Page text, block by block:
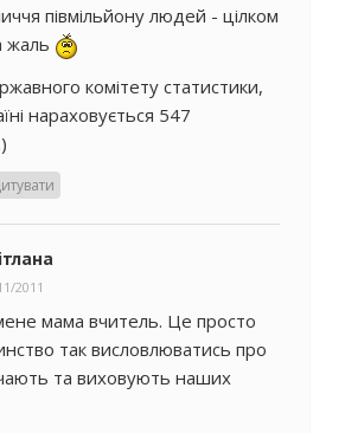
півмільйону людей - цілком
жаль
комітету статистики,
нараховується 547
2011
мама вчитель. Це просто
так висловлюватись про
та виховують наших